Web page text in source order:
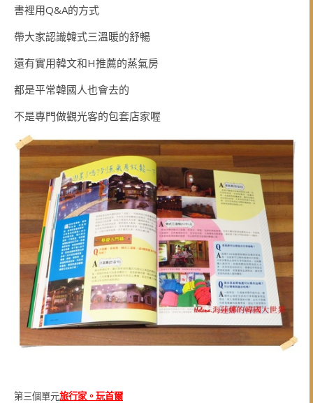
書裡用Q&A的方式
帶大家認識韓式三溫暖的舒暢
還有實用韓文和H推薦的蒸氣房
都是平常韓國人也會去的
不是專門做觀光客的包套店家喔
第三個單元旅行家。玩首爾